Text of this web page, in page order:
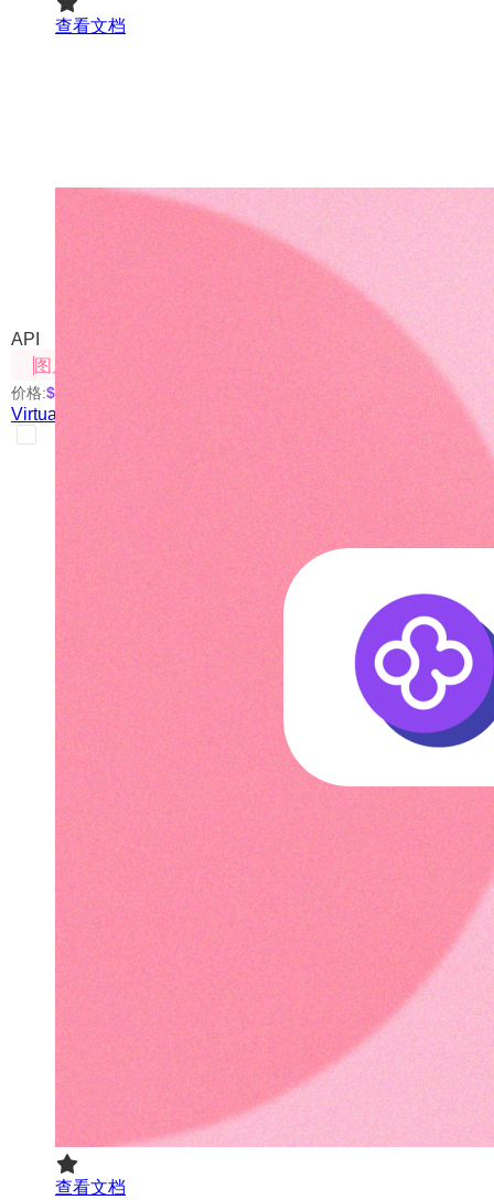
查看文档
查看文档
Virtual-Tryon（虚拟穿衣V2
我们自己部署的开源方案
API
图片处理
价格:$0.06
Virtual-Tryon（虚拟穿衣V2）